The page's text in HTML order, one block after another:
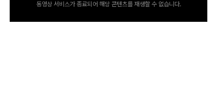
동영상 서비스가 종료되어 해당 콘텐츠를 재생할 수 없습니다.